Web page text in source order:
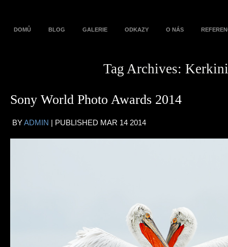
DOMŮ BLOG GALERIE ODKAZY O NÁS
Tag Archives: Kerkini
Sony World Photo Awards 2014
BYADMIN | PUBLISHED MAR 14 2014